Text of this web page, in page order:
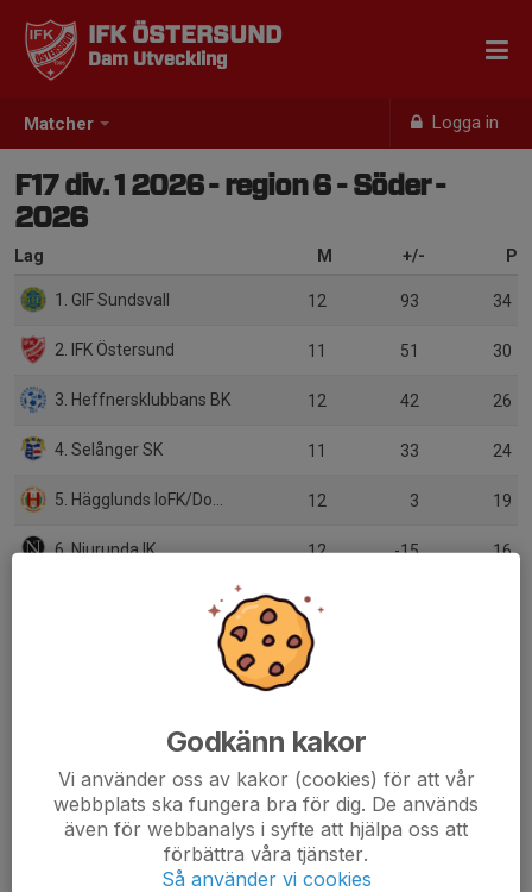
Matcher Logga in
IFK ÖSTERSUND
Dam Utveckling
F17 div. 1 2026 - region 6 - Söder -
2026
Lag M +/- P
1. GIF Sundsvall 12 93 34
2. IFK Östersund 11 51 30
3. Heffnersklubbans BK 12 42 26
4. Selånger SK 11 33 24
5. Hägglunds IoFK/Domsjö IF 12 3 19
6. Njurunda IK 12 -15 16
12
12
10
11. Anundsjö IF 13 -86
0
Godkänn kakor
Vi använder oss av kakor (cookies) för att vår
webbplats ska fungera bra för dig. De används
även för webbanalys i syfte att hjälpa oss att
förbättra våra tjänster.
Så använder vi cookies